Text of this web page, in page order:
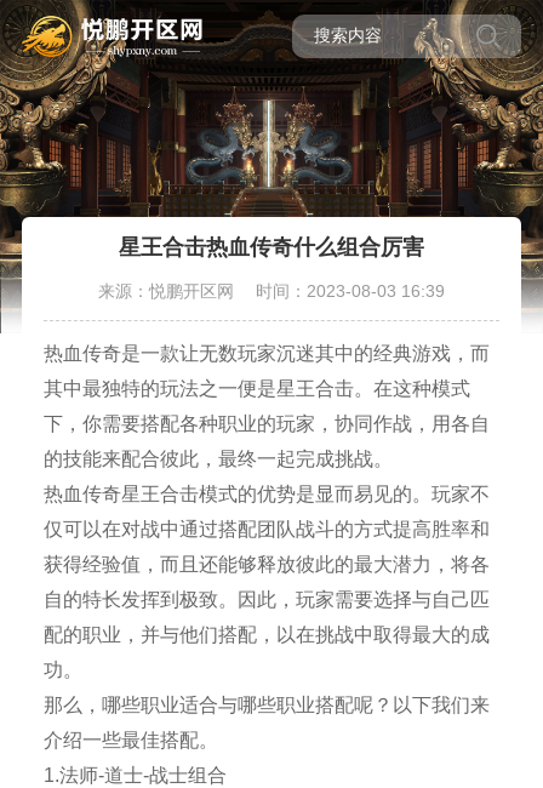
星王合击热血传奇什么组合厉害
来源：悦鹏开区网 时间：2023-08-03 16:39
热血传奇是一款让无数玩家沉迷其中的经典游戏，而
其中最独特的玩法之一便是星王合击。在这种模式
下，你需要搭配各种职业的玩家，协同作战，用各自
的技能来配合彼此，最终一起完成挑战。
热血传奇星王合击模式的优势是显而易见的。玩家不
仅可以在对战中通过搭配团队战斗的方式提高胜率和
获得经验值，而且还能够释放彼此的最大潜力，将各
自的特长发挥到极致。因此，玩家需要选择与自己匹
配的职业，并与他们搭配，以在挑战中取得最大的成
功。
那么，哪些职业适合与哪些职业搭配呢？以下我们来
介绍一些最佳搭配。
1.法师-道士-战士组合